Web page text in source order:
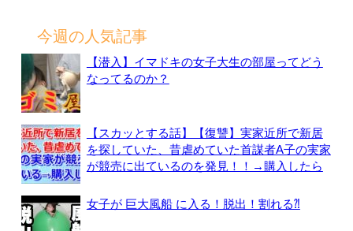
今週の人気記事
【潜入】イマドキの女子大生の部屋ってどう
なってるのか？
【スカッとする話】【復讐】実家近所で新居
を探していた、昔虐めていた首謀者A子の実家
が競売に出ているのを発見！！→購入したら
女子が 巨大風船 に入る！脱出！割れる⁈